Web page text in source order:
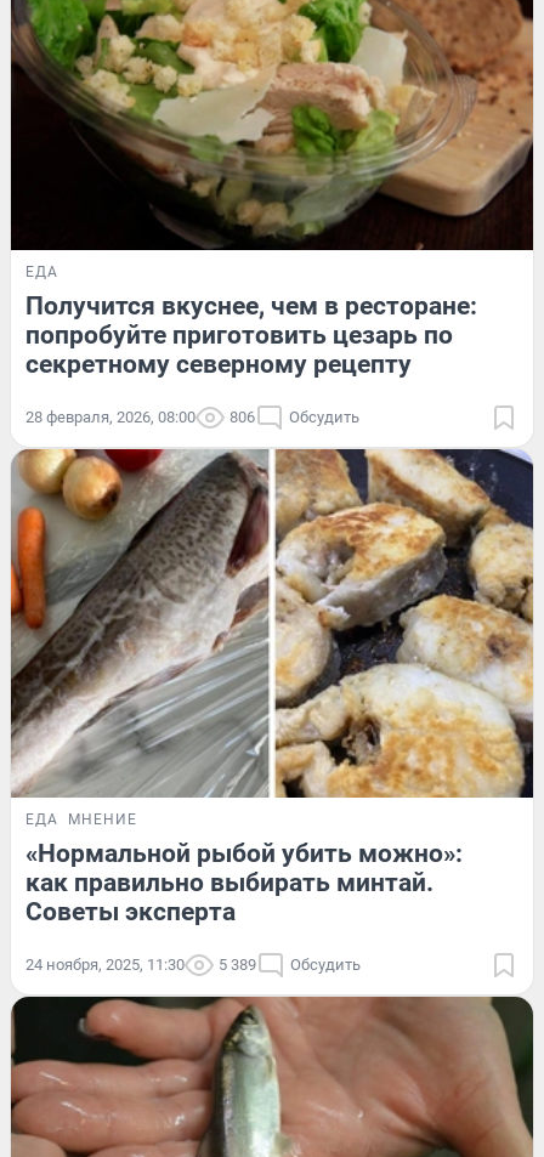
ЕДА
Получится вкуснее, чем в ресторане:
попробуйте приготовить цезарь по
секретному северному рецепту
28 февраля, 2026, 08:00 806 Обсудить
ЕДА МНЕНИЕ
«Нормальной рыбой убить можно»:
как правильно выбирать минтай.
Советы эксперта
24 ноября, 2025, 11:30 5 389 Обсудить